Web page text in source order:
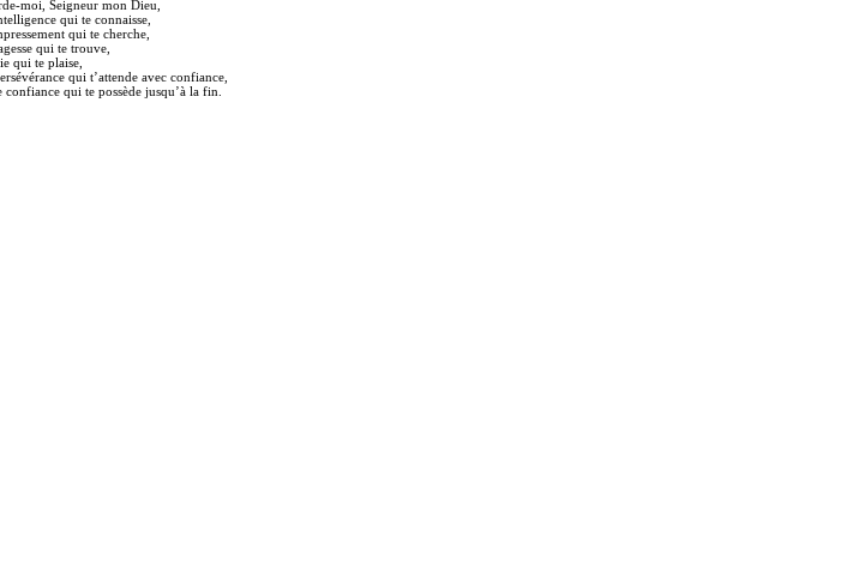
moi, Seigneur mon Dieu,
qui te connaisse,
qui te cherche,
qui te trouve,
qui te plaise,
qui t’attende avec confiance,
confiance qui te possède jusqu’à la fin.